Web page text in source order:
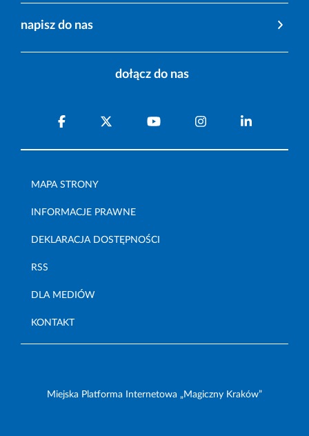
napisz do nas
dołącz do nas
MAPA STRONY
INFORMACJE PRAWNE
DEKLARACJA DOSTĘPNOŚCI
RSS
DLA MEDIÓW
KONTAKT
Miejska Platforma Internetowa „Magiczny Kraków”